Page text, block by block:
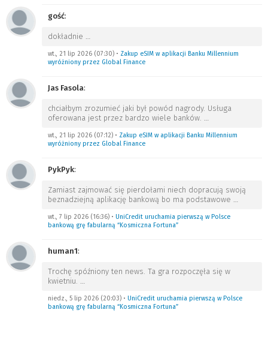
gość:
dokładnie …
wt., 21 lip 2026 (07:30) • Zakup eSIM w aplikacji Banku Millennium
wyróżniony przez Global Finance
Jas Fasola:
chciałbym zrozumieć jaki był powód nagrody. Usługa
oferowana jest przez bardzo wiele banków. …
wt., 21 lip 2026 (07:12) • Zakup eSIM w aplikacji Banku Millennium
wyróżniony przez Global Finance
PykPyk:
Zamiast zajmować się pierdołami niech dopracują swoją
beznadziejną aplikację bankową bo ma podstawowe …
wt., 7 lip 2026 (16:36) • UniCredit uruchamia pierwszą w Polsce
bankową grę fabularną “Kosmiczna Fortuna”
human1:
Trochę spóźniony ten news. Ta gra rozpoczęła się w
kwietniu. …
niedz., 5 lip 2026 (20:03) • UniCredit uruchamia pierwszą w Polsce
bankową grę fabularną “Kosmiczna Fortuna”